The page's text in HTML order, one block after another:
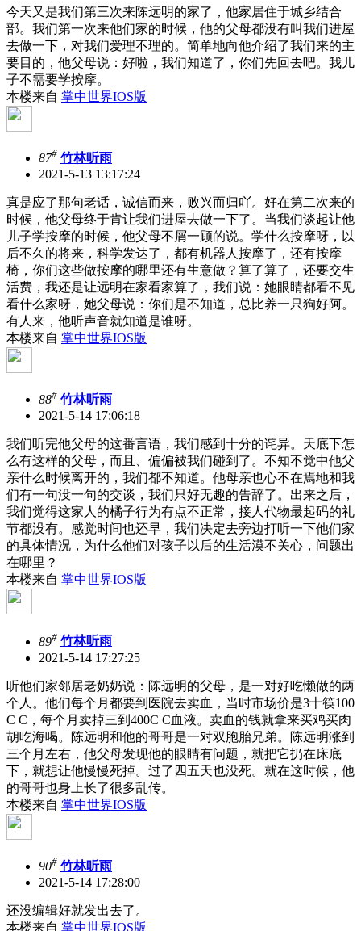
今天又是我们第三次来陈远明的家了，他家居住于城乡结合
部。我们第一次来他们家的时候，他的父母都没有叫我们进屋
去做一下，对我们爱理不理的。简单地向他介绍了我们来的主
要目的，他父母说：好啦，我们知道了，你们先回去吧。我儿
子不需要学按摩。
本楼来自 掌中世界IOS版
87# 竹林听雨
2021-5-13 13:17:24
真是应了那句老话，诚信而来，败兴而归吖。好在第二次来的
时候，他父母终于肯让我们进屋去做一下了。当我们谈起让他
儿子学按摩的时候，他父母不屑一顾的说。学什么按摩呀，以
后不久的将来，科学发达了，都有机器人按摩了，还有按摩
椅，你们这些做按摩的哪里还有生意做？算了算了，还要交生
活费，我还是让远明在家看家算了，我们说：她眼睛都看不见
看什么家呀，她父母说：你们是不知道，总比养一只狗好阿。
有人来，他听声音就知道是谁呀。
本楼来自 掌中世界IOS版
88# 竹林听雨
2021-5-14 17:06:18
我们听完他父母的这番言语，我们感到十分的诧异。天底下怎
么有这样的父母，而且、偏偏被我们碰到了。不知不觉中他父
亲什么时候离开的，我们都不知道。他母亲也心不在焉地和我
们有一句没一句的交谈，我们只好无趣的告辞了。出来之后，
我们觉得这家人的橘子行为有点不正常，接人代物最起码的礼
节都没有。感觉时间也还早，我们决定去旁边打听一下他们家
的具体情况，为什么他们对孩子以后的生活漠不关心，问题出
在哪里？
本楼来自 掌中世界IOS版
89# 竹林听雨
2021-5-14 17:27:25
听他们家邻居老奶奶说：陈远明的父母，是一对好吃懒做的两
个人。他们每个月都要到医院去卖血，当时市场价是3十筷100
C C，每个月卖掉三到400C C血液。卖血的钱就拿来买鸡买肉
胡吃海喝。陈远明和他的哥哥是一对双胞胎兄弟。陈远明涨到
三个月左右，他父母发现他的眼睛有问题，就把它扔在床底
下，就想让他慢慢死掉。过了四五天也没死。就在这时候，他
的哥哥也身上长了很多乱传。
本楼来自 掌中世界IOS版
90# 竹林听雨
2021-5-14 17:28:00
还没编辑好就发出去了。
本楼来自 掌中世界IOS版